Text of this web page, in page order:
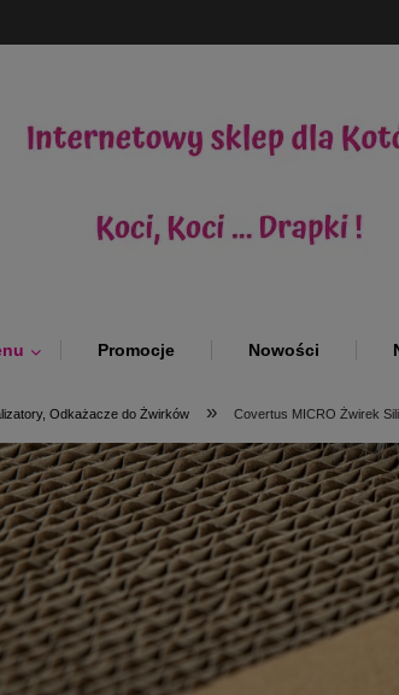
Promocje Nowości
Odkażacze do Żwirków » Covertus MICRO Żwirek